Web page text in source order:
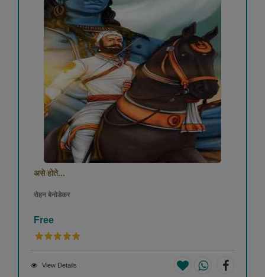
असे होते...
रोहन बेनोडेकर
Free
View Details